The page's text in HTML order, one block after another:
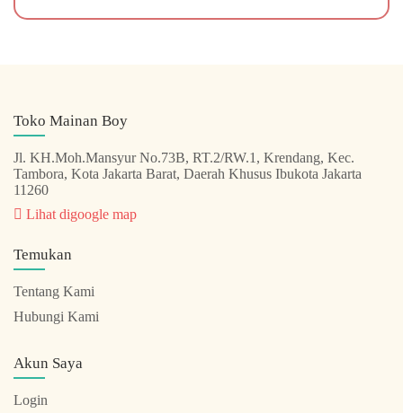
Toko Mainan Boy
Jl. KH.Moh.Mansyur No.73B, RT.2/RW.1, Krendang, Kec.
Tambora, Kota Jakarta Barat, Daerah Khusus Ibukota Jakarta
11260
Lihat digoogle map
Temukan
Tentang Kami
Hubungi Kami
Akun Saya
Login